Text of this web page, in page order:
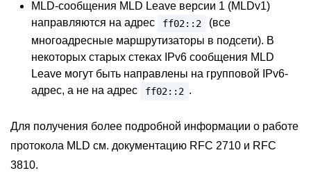
MLD-сообщения MLD Leave версии 1 (MLDv1)
направляются на адрес
ff02::2
(все
многоадресные маршрутизаторы в подсети). В
некоторых старых стеках IPv6 сообщения MLD
Leave могут быть направлены на групповой IPv6-
адрес, а не на адрес
ff02::2 .
Для получения более подробной информации о работе
протокола MLD см. документацию RFC 2710 и RFC
3810.